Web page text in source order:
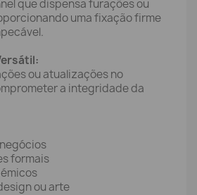
que dispensa furações ou
uma fixação firme
ou atualizações no
a integridade da
formais
ou arte